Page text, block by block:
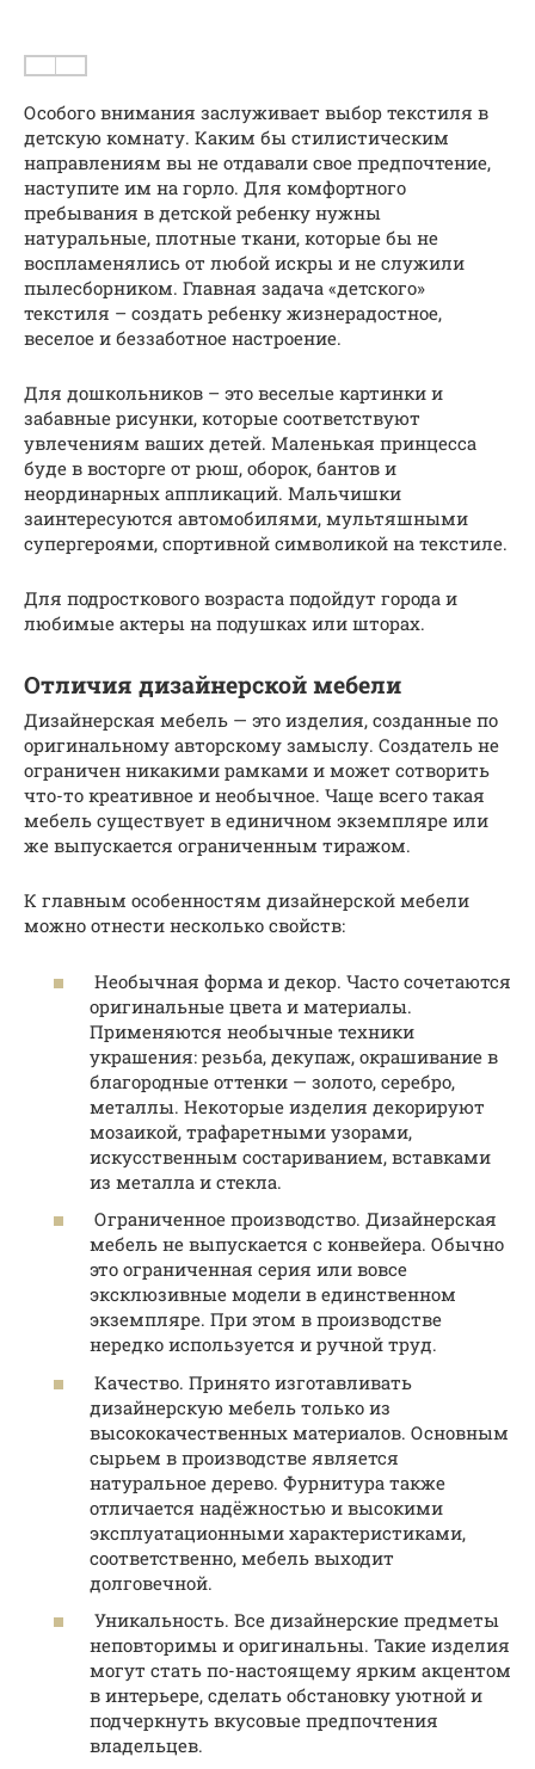
Особого внимания заслуживает выбор текстиля в
детскую комнату. Каким бы стилистическим
направлениям вы не отдавали свое предпочтение,
наступите им на горло. Для комфортного
пребывания в детской ребенку нужны
натуральные, плотные ткани, которые бы не
воспламенялись от любой искры и не служили
пылесборником. Главная задача «детского»
текстиля – создать ребенку жизнерадостное,
веселое и беззаботное настроение.
Для дошкольников – это веселые картинки и
забавные рисунки, которые соответствуют
увлечениям ваших детей. Маленькая принцесса
буде в восторге от рюш, оборок, бантов и
неординарных аппликаций. Мальчишки
заинтересуются автомобилями, мультяшными
супергероями, спортивной символикой на текстиле.
Для подросткового возраста подойдут города и
любимые актеры на подушках или шторах.
Отличия дизайнерской мебели
Дизайнерская мебель — это изделия, созданные по
оригинальному авторскому замыслу. Создатель не
ограничен никакими рамками и может сотворить
что-то креативное и необычное. Чаще всего такая
мебель существует в единичном экземпляре или
же выпускается ограниченным тиражом.
К главным особенностям дизайнерской мебели
можно отнести несколько свойств:
Необычная форма и декор. Часто сочетаются
оригинальные цвета и материалы.
Применяются необычные техники
украшения: резьба, декупаж, окрашивание в
благородные оттенки — золото, серебро,
металлы. Некоторые изделия декорируют
мозаикой, трафаретными узорами,
искусственным состариванием, вставками
из металла и стекла.
Ограниченное производство. Дизайнерская
мебель не выпускается с конвейера. Обычно
это ограниченная серия или вовсе
эксклюзивные модели в единственном
экземпляре. При этом в производстве
нередко используется и ручной труд.
Качество. Принято изготавливать
дизайнерскую мебель только из
высококачественных материалов. Основным
сырьем в производстве является
натуральное дерево. Фурнитура также
отличается надёжностью и высокими
эксплуатационными характеристиками,
соответственно, мебель выходит
долговечной.
Уникальность. Все дизайнерские предметы
неповторимы и оригинальны. Такие изделия
могут стать по-настоящему ярким акцентом
в интерьере, сделать обстановку уютной и
подчеркнуть вкусовые предпочтения
владельцев.